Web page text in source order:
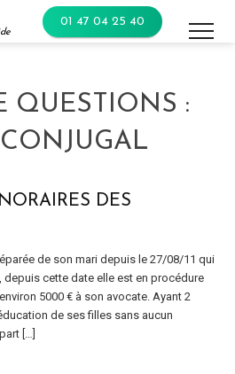
01 47 04 25 40
QUESTIONS :
DES
de son mari depuis le 27/08/11 qui
cette date elle est en procédure
5000 € à son avocate. Ayant 2
de ses filles sans aucun
[…]